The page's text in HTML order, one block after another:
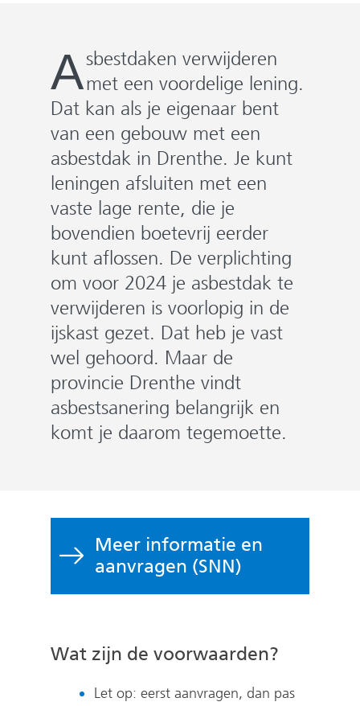
Asbestdaken verwijderen
met een voordelige lening.
Dat kan als je eigenaar bent
van een gebouw met een
asbestdak in Drenthe. Je kunt
leningen afsluiten met een
vaste lage rente, die je
bovendien boetevrij eerder
kunt aflossen. De verplichting
om voor 2024 je asbestdak te
verwijderen is voorlopig in de
ijskast gezet. Dat heb je vast
wel gehoord. Maar de
provincie Drenthe vindt
asbestsanering belangrijk en
komt je daarom tegemoette.
Meer informatie en
aanvragen (SNN)
Wat zijn de voorwaarden?
Let op: eerst aanvragen, dan pas